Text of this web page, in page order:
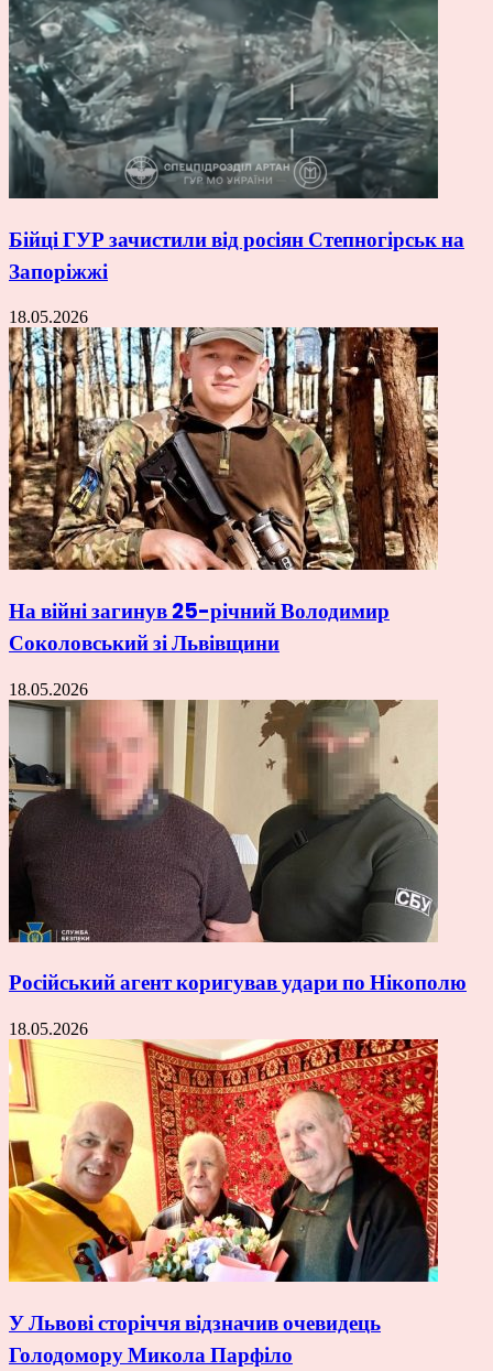
Бійці ГУР зачистили від росіян Степногірськ на
Запоріжжі
18.05.2026
На війні загинув 25-річний Володимир
Соколовський зі Львівщини
18.05.2026
Російський агент коригував удари по Нікополю
18.05.2026
У Львові сторіччя відзначив очевидець
Голодомору Микола Парфіло